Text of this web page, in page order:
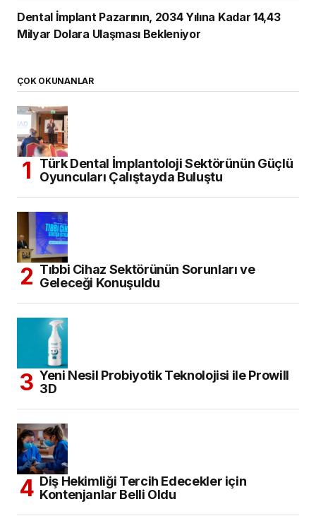
Dental İmplant Pazarının, 2034 Yılına Kadar 14,43
Milyar Dolara Ulaşması Bekleniyor
ÇOK OKUNANLAR
Türk Dental İmplantoloji Sektörünün Güçlü
Oyuncuları Çalıştayda Buluştu
Tıbbi Cihaz Sektörünün Sorunları ve
Geleceği Konuşuldu
Yeni Nesil Probiyotik Teknolojisi ile Prowill
3D
Diş Hekimliği Tercih Edecekler için
Kontenjanlar Belli Oldu